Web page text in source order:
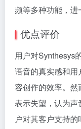
频等多种功能，进
优点评价
用户对Synthesys
语音的真实感和
容创作的效率。
表示失望，认为
户对其客户支持的